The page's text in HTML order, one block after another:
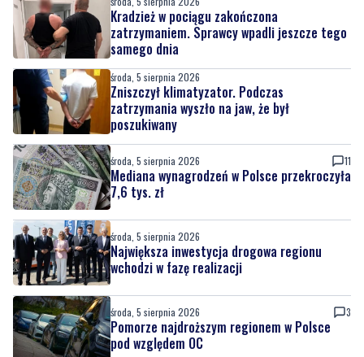
środa, 5 sierpnia 2026
Zniszczył klimatyzator. Podczas
zatrzymania wyszło na jaw, że był
poszukiwany
środa, 5 sierpnia 2026
Mediana wynagrodzeń w Polsce przekroczyła
7,6 tys. zł
środa, 5 sierpnia 2026
Największa inwestycja drogowa regionu
środa, 5 sierpnia 2026
Pomorze najdroższym regionem w Polsce
Nasze kamery